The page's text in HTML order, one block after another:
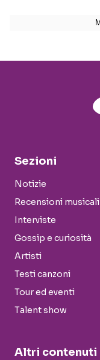
Sezioni
Notizie
Recensioni musicali
Interviste
Gossip e curiosità
Artisti
Testi canzoni
Tour ed eventi
Talent show
Altri contenuti